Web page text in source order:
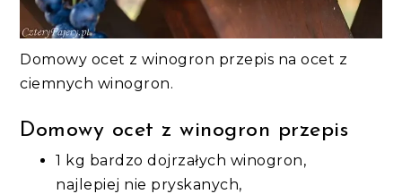
Domowy ocet z winogron przepis na ocet z
ciemnych winogron.
Domowy ocet z winogron przepis
1 kg bardzo dojrzałych winogron,
najlepiej nie pryskanych,